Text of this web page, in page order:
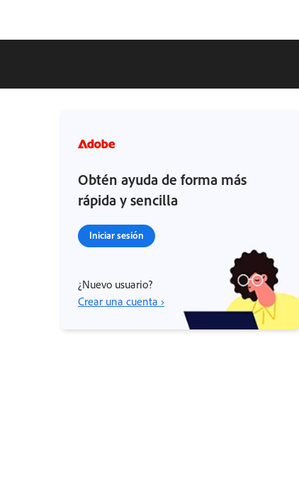
Obtén ayuda de forma más
rápida y sencilla
Iniciar sesión
¿Nuevo usuario?
Crear una cuenta ›